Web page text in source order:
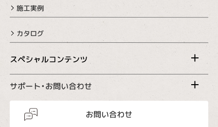
施工実例
カタログ
スペシャルコンテンツ
サポート・お問い合わせ
お問い合わせ